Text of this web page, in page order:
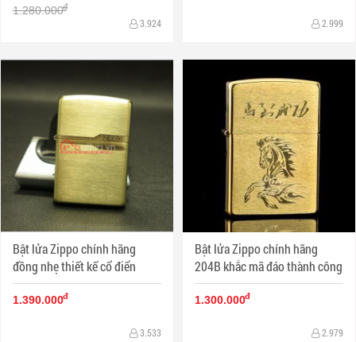
1.280.000đ
3.924 2.999
Bật lửa Zippo chính hãng
đồng nhẹ thiết kế cổ điển
1.390.000đ
3.533
Bật lửa Zippo chính hãng
204B khắc mã đáo thành công
1.300.000đ
2.979